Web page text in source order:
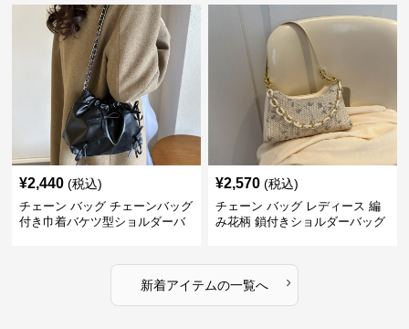
¥2,440 (税込)
チェーン バッグ チェーンバッグ
付き巾着バケツ型ショルダーバ
¥2,570 (税込)
チェーン バッグ レディース 編
み花柄 鎖付きショルダーバッグ
新着アイテムの一覧へ ›